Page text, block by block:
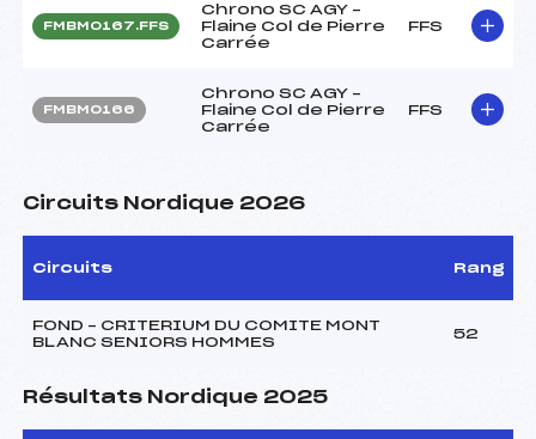
FMBM0167.FFS
Chrono SC AGY –
Flaine Col de Pierre
Carrée
FFS
FMBM0166
Chrono SC AGY –
Flaine Col de Pierre
Carrée
FFS
Circuits Nordique 2026
Circuits Rang
FOND – CRITERIUM DU COMITE MONT
BLANC SENIORS HOMMES
52
Résultats Nordique 2025